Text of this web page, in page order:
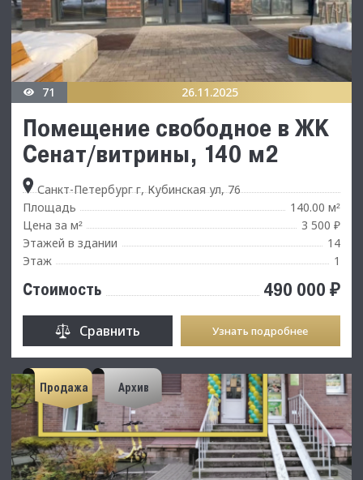
71 26.11.2025
Помещение свободное в ЖK
Сeнaт/витрины, 140 м2
Санкт-Петербург г, Кубинская ул, 76
Площадь
140.00 м²
Цена за м²
3 500 ₽
Этажей в здании
14
Этаж
1
Стоимость 490 000 ₽
Сравнить Узнать подробнее
Продажа Архив